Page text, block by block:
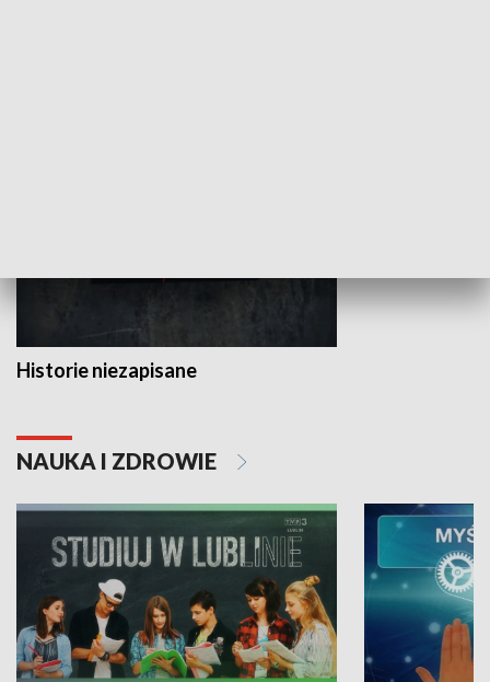
Historie niezapisane
NAUKA I ZDROWIE